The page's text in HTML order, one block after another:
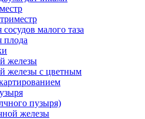
малого таза
плода
железы
железы с цветным
пузыря)
железы